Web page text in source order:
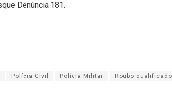
Denúncia 181.
Polícia Civil Polícia Militar Roubo qualificado